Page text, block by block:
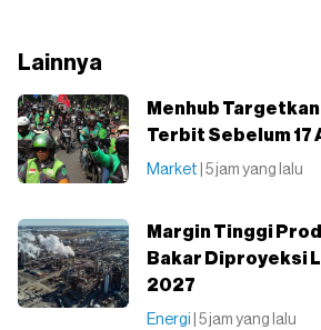
Lainnya
Menhub
Terbit Sebelum 17
Market | 5 jam yang lalu
Margin Tinggi
Bakar Diproyeksi
2027
Energi | 5 jam yang lalu